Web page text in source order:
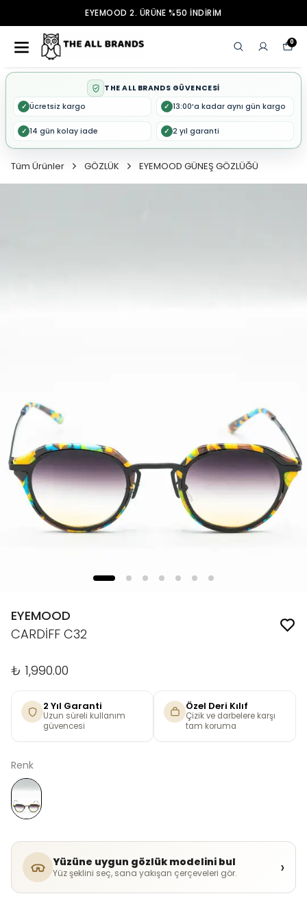
EYEMOOD 2. ÜRÜNE %50 İNDİRİM
0
THE ALL BRANDS GÜVENCESİ
✓ Ücretsiz kargo ✓ 13:00’a kadar aynı gün kargo
✓ 14 gün kolay iade ✓ 2 yıl garanti
Tüm Ürünler GÖZLÜK EYEMOOD GÜNEŞ GÖZLÜĞÜ
EYEMOOD
CARDİFF C32
₺ 1,990.00
2 Yıl Garanti
Uzun süreli kullanım
güvencesi
Özel Deri Kılıf
Çizik ve darbelere karşı
tam koruma
Renk
Yüzüne uygun gözlük modelini bul
Yüz şeklini seç, sana yakışan çerçeveleri gör. ›